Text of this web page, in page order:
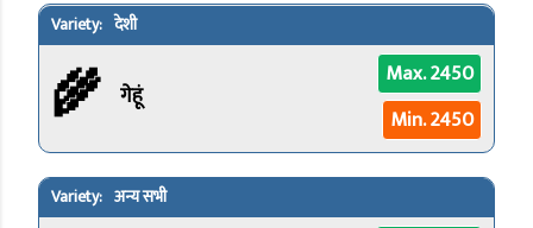
देशी
🌾 गेहूं
Max. 2450
Min. 2450
अन्य सभी